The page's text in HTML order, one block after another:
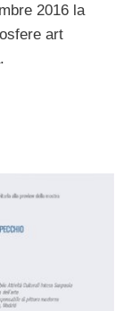
2016 la
art